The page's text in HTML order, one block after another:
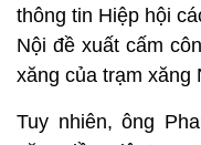
thông tin Hiệp hội
Nội đề xuất cấm
xăng của trạm xăng
Tuy nhiên, ông